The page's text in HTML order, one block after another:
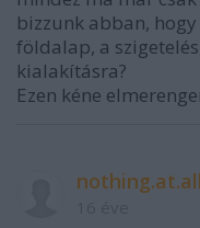
bizzunk abban,
földalap, a
kialakításra?
Ezen kéne